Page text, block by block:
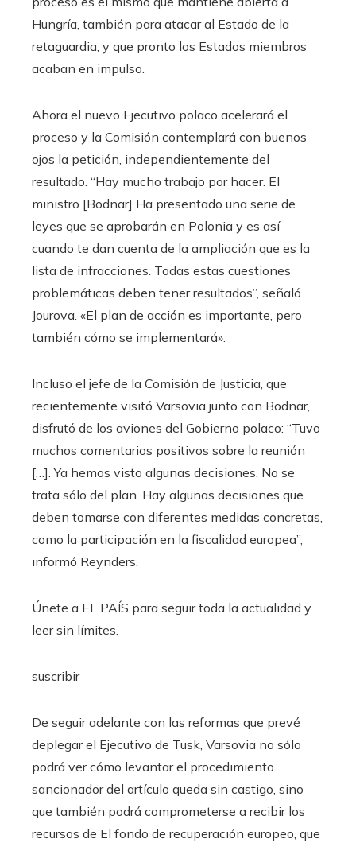
Hungría, también para atacar al Estado de la
retaguardia, y que pronto los Estados miembros
acaban en impulso.
Ahora el nuevo Ejecutivo polaco acelerará el
proceso y la Comisión contemplará con buenos
ojos la petición, independientemente del
resultado. “Hay mucho trabajo por hacer. El
ministro [Bodnar] Ha presentado una serie de
leyes que se aprobarán en Polonia y es así
cuando te dan cuenta de la ampliación que es la
lista de infracciones. Todas estas cuestiones
problemáticas deben tener resultados”, señaló
Jourova. «El plan de acción es importante, pero
también cómo se implementará».
Incluso el jefe de la Comisión de Justicia, que
recientemente visitó Varsovia junto con Bodnar,
disfrutó de los aviones del Gobierno polaco: “Tuvo
muchos comentarios positivos sobre la reunión
[…]. Ya hemos visto algunas decisiones. No se
trata sólo del plan. Hay algunas decisiones que
deben tomarse con diferentes medidas concretas,
como la participación en la fiscalidad europea”,
informó Reynders.
Únete a EL PAÍS para seguir toda la actualidad y
leer sin límites.
suscribir
De seguir adelante con las reformas que prevé
deplegar el Ejecutivo de Tusk, Varsovia no sólo
podrá ver cómo levantar el procedimiento
sancionador del artículo queda sin castigo, sino
que también podrá comprometerse a recibir los
recursos de El fondo de recuperación europeo, que